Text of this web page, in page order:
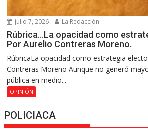
julio 7, 2026 La Redacción
Rúbrica…La opacidad como
Por Aurelio Contreras Moreno.
RúbricaLa opacidad como estrategia
Contreras Moreno Aunque no generó
pública en medio...
OPINIÓN
POLICIACA